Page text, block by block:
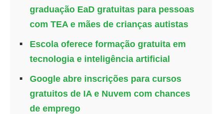
graduação EaD gratuitas para pessoas
com TEA e mães de crianças autistas
Escola oferece formação gratuita em
tecnologia e inteligência artificial
Google abre inscrições para cursos
gratuitos de IA e Nuvem com chances
de emprego